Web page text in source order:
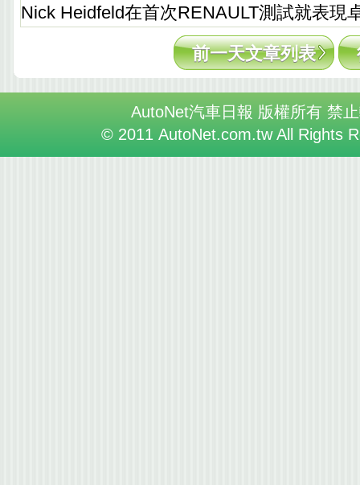
Nick Heidfeld在首次RENAULT測試就表現
前一天文章列表
AutoNet汽車日報 版權所有 禁
© 2011 AutoNet.com.tw All Rights